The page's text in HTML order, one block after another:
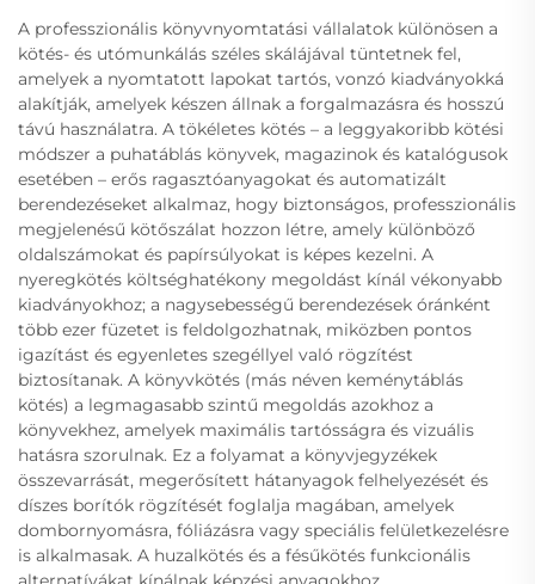
A professzionális könyvnyomtatási vállalatok különösen a
kötés- és utómunkálás széles skálájával tüntetnek fel,
amelyek a nyomtatott lapokat tartós, vonzó kiadványokká
alakítják, amelyek készen állnak a forgalmazásra és hosszú
távú használatra. A tökéletes kötés – a leggyakoribb kötési
módszer a puhatáblás könyvek, magazinok és katalógusok
esetében – erős ragasztóanyagokat és automatizált
berendezéseket alkalmaz, hogy biztonságos, professzionális
megjelenésű kötőszálat hozzon létre, amely különböző
oldalszámokat és papírsúlyokat is képes kezelni. A
nyeregkötés költséghatékony megoldást kínál vékonyabb
kiadványokhoz; a nagysebességű berendezések óránként
több ezer füzetet is feldolgozhatnak, miközben pontos
igazítást és egyenletes szegéllyel való rögzítést
biztosítanak. A könyvkötés (más néven keménytáblás
kötés) a legmagasabb szintű megoldás azokhoz a
könyvekhez, amelyek maximális tartósságra és vizuális
hatásra szorulnak. Ez a folyamat a könyvjegyzékek
összevarrását, megerősített hátanyagok felhelyezését és
díszes borítók rögzítését foglalja magában, amelyek
dombornyomásra, fóliázásra vagy speciális felületkezelésre
is alkalmasak. A huzalkötés és a fésűkötés funkcionális